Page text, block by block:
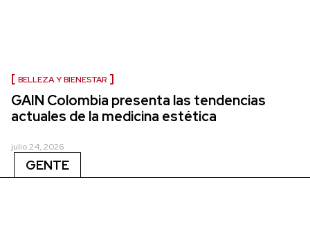
BELLEZA Y BIENESTAR
GAIN Colombia presenta las tendencias
actuales de la medicina estética
julio 24, 2026
GENTE